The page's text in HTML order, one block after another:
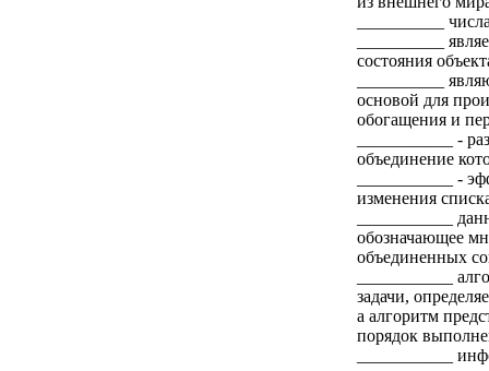
__________
__________
состояния
__________
основой для
обогащения и
___________ -
объединение
___________ -
изменения
___________
обозначающее
объединенных
___________
задачи,
а алгоритм
порядок
___________